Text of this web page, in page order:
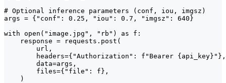
# Optional inference parameters (conf, iou, imgsz)
args = {"conf": 0.25, "iou": 0.7, "imgsz": 640}
with open("image.jpg", "rb") as f:
    response = requests.post(
        url,
        headers={"Authorization": f"Bearer {api_key}"},
        data=args,
        files={"file": f},
    )